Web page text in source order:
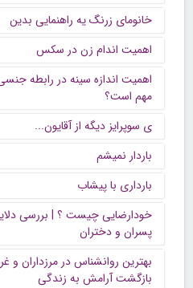
خانومای زرنگ یه راهنمایی بدین
اهمیت اندام زن در سکس
اهمیت اندازه سینه در رابطه
مهم است؟
ی سوپرایز دیگه از آقایون...
باردار نمیشم
بارداری با پیشاب
خودارضایی چیست ؟ | بررسی
پسران و دختران
بهترین روانشناس در مرزداران و
بازگشت آرامش به زندگی